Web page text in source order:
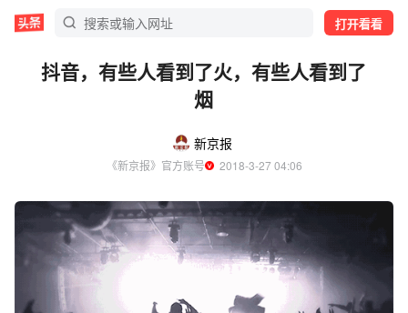
打开看看
抖音，有些人看到了火，有些人看到了
烟
新京报
《新京报》官方账号
  2018-3-27 04:06